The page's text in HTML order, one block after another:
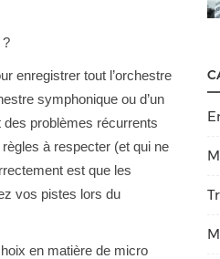
?
enregistrer tout l’orchestre
symphonique ou d’un
des problèmes récurrents
à respecter (et qui ne
est que les
vos pistes lors du
en matière de micro